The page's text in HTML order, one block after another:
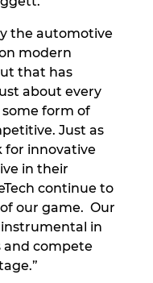
the automotive
modern
that has
about every
form of
Just as
for innovative
in their
continue to
our game. Our
in
and compete